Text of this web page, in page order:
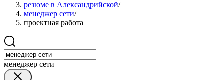
резюме в Александрийской/
менеджер сети/
проектная работа
менеджер сети